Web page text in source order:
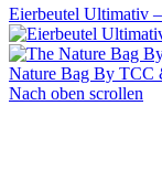
Eierbeutel Ultimativ
Nature Bag By TCC
Nach oben scrollen